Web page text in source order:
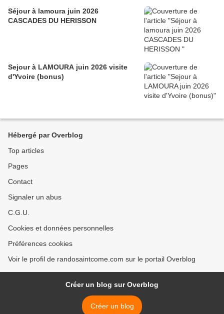
Séjour à lamoura juin 2026
CASCADES DU HERISSON
Sejour à LAMOURA juin 2026 visite
d'Yvoire (bonus)
Hébergé par Overblog
Top articles
Pages
Contact
Signaler un abus
C.G.U.
Cookies et données personnelles
Préférences cookies
Voir le profil de randosaintcome.com sur le portail Overblog
Créer un blog sur Overblog
Créer un blog